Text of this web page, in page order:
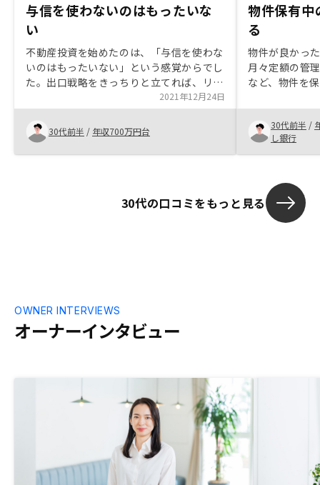
与信を使わないのはもったいな
い
不動産投資を始めたのは、「与信を使わな
いのはもったいない」という感覚からでし
た。出口戦略をきっちりと立てれば、リス
クなく資産運用できると感じたので投資を
決めました。あとは、その手続きや管理の
簡便さも決め手でした。購入した以上は都
度ごとに状況を確認する必要があるので、
それが手軽にアプリでできるというのは魅
2021年12月24日
30代前半 / 年収700万円台
物件保有中
る
物件が良かっ
月々定額の管
など、物件を
仲介手数料が
がること、物
ィーなのも良
30代前半 /
し銀行
30代の口コミをもっと見る
オーナーインタビュー
OWNER INTERVIEWS